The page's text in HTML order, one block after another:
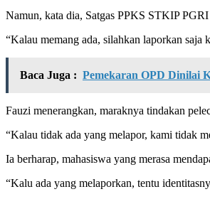
Namun, kata dia, Satgas PPKS STKIP
“Kalau memang ada, silahkan laporkan saja
Baca Juga : Pemekaran OPD Dinilai
Fauzi menerangkan, maraknya tindakan
“Kalau tidak ada yang melapor, kami tidak
Ia berharap, mahasiswa yang merasa
“Kalu ada yang melaporkan, tentu